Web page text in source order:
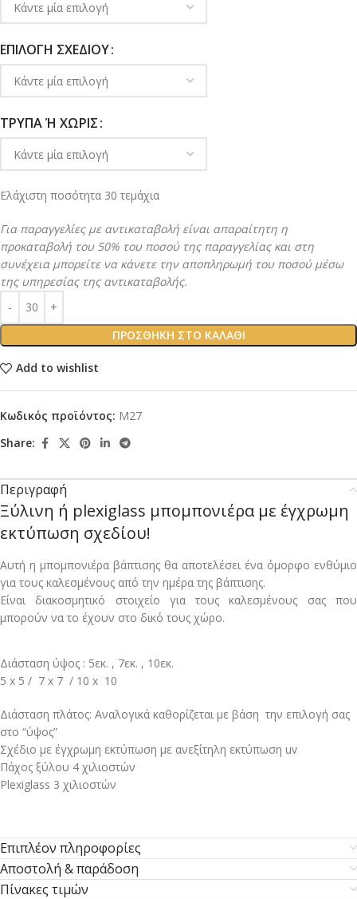
ΕΠΙΛΟΓΉ ΣΧΕΔΊΟΥ
ΤΡΎΠΑ Ή ΧΩΡΊΣ
Eλάχιστη ποσότητα 30 τεμάχια
Για παραγγελίες με αντικαταβολή είναι απαραίτητη η
προκαταβολή του 50% του ποσού της παραγγελίας και στη
συνέχεια μπορείτε να κάνετε την αποπληρωμή του ποσού μέσω
της υπηρεσίας της αντικαταβολής.
ΠΡΟΣΘΉΚΗ ΣΤΟ ΚΑΛΆΘΙ
Add to wishlist
Κωδικός προϊόντος: M27
Share:
Περιγραφή
Ξύλινη ή plexiglass μπομπονιέρα με έγχρωμη
εκτύπωση σχεδίου!
Αυτή η μπομπονιέρα βάπτισης θα αποτελέσει ένα όμορφο ενθύμιο
για τους καλεσμένους από την ημέρα της βάπτισης.
Είναι διακοσμητικό στοιχείο για τους καλεσμένους σας που
μπορούν να το έχουν στο δικό τους χώρο.
Διάσταση ύψος : 5εκ. , 7εκ. , 10εκ.
5 x 5 / 7 x 7 / 10 x 10
Διάσταση πλάτος: Aναλογικά καθορίζεται με βάση την επιλογή σας
στο “ύψος”
Σχέδιο με έγχρωμη εκτύπωση με ανεξίτηλη εκτύπωση uv
Πάχος ξύλου 4 χιλιοστών
Plexiglass 3 χιλιοστών
Επιπλέον πληροφορίες
Αποστολή & παράδοση
Πίνακες τιμών